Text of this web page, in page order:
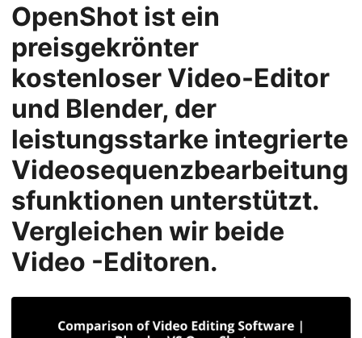
OpenShot ist ein
preisgekrönter
kostenloser Video-Editor
und Blender, der
leistungsstarke integrierte
Videosequenzbearbeitung
sfunktionen unterstützt.
Vergleichen wir beide
Video -Editoren.